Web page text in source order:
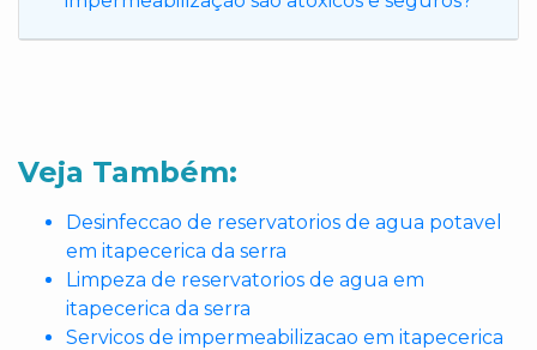
Veja Também:
Desinfeccao de reservatorios de agua potavel
em itapecerica da serra
Limpeza de reservatorios de agua em
itapecerica da serra
Servicos de impermeabilizacao em itapecerica